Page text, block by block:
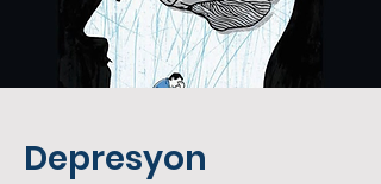
Depresyon